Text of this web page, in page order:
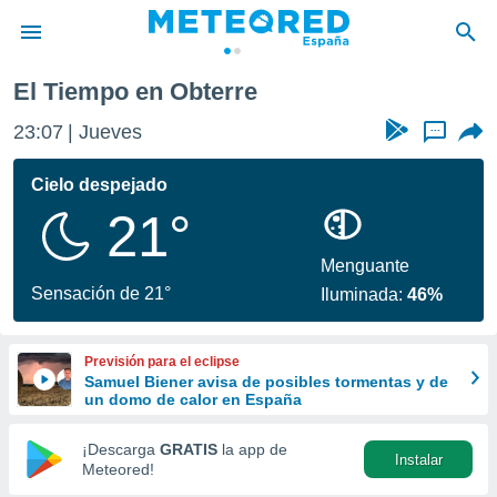
de
por
se
calidad.
a este
las
y
forma
digital
basada
El Tiempo en Obterre
23:07 Jueves ...
Cielo despejado
21°
Sensación de 21°
Menguante
Iluminada:46%
Previsión para el eclipse
Samuel Biener avisa de posibles tormentas y de
un domo de calor en España
¡Descarga GRATIS la app de
Meteored!
Instalar